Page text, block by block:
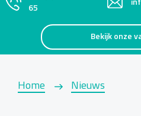
65
Bekijk onze
Home Nieuws